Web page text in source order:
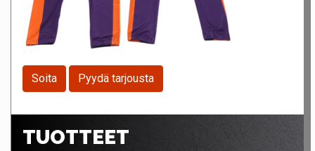
Soita Pyydä tarjousta
TUOTTEET